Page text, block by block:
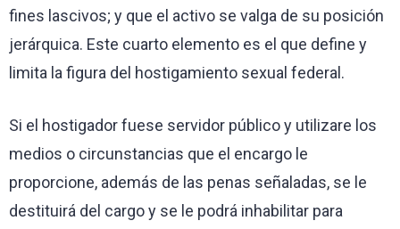
fines lascivos; y que el activo se valga de su posición
jerárquica. Este cuarto elemento es el que define y
limita la figura del hostigamiento sexual federal.
Si el hostigador fuese servidor público y utilizare los
medios o circunstancias que el encargo le
proporcione, además de las penas señaladas, se le
destituirá del cargo y se le podrá inhabilitar para